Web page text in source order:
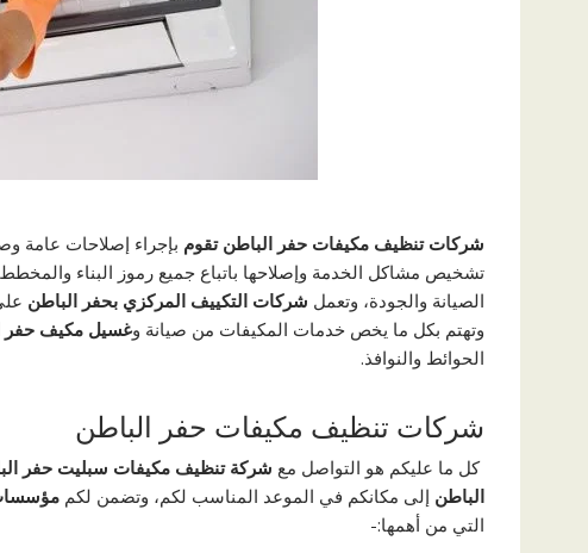
شركات تنظيف مكيفات حفر الباطن تقوم بإجراء إصلاحات عامة
تشخيص مشاكل الخدمة وإصلاحها باتباع جميع رموز البناء
الصيانة والجودة، وتعمل شركات التكييف المركزي بحفر الباطن
وتهتم بكل ما يخص خدمات المكيفات من صيانة وغسيل مكيف حفر
الحوائط والنوافذ.
شركات تنظيف مكيفات حفر الباطن
كل ما عليكم هو التواصل مع شركة تنظيف مكيفات سبليت حفر
الباطن إلى مكانكم في الموعد المناسب لكم، وتضمن لكم
التي من أهمها:-